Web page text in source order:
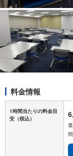
料金情報
1時間当たりの料金目
安 （税込）